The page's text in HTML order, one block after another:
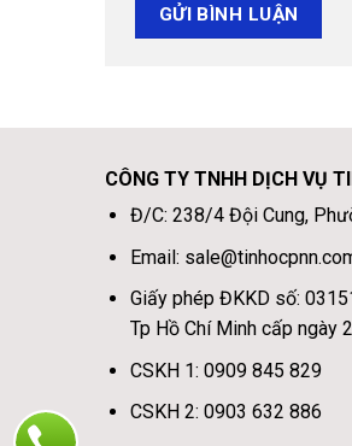
CÔNG TY TNHH DỊCH VỤ
Đ/C: 238/4 Đội Cung,
Email:
Giấy phép ĐKKD số:
Tp Hồ Chí Minh cấp ngày
CSKH 1: 0909 845 829
CSKH 2: 0903 632 886